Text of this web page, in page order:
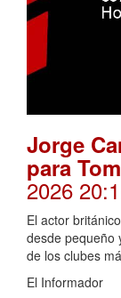
Jorge
para
2026
El actor
desde pequeño
de los clubes
El Informador